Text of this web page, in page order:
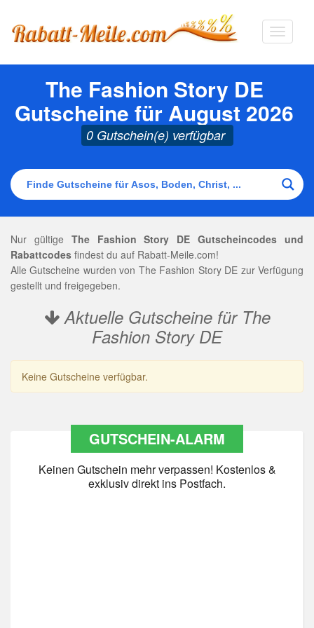
The Fashion Story DE
Gutscheine für August 2026
0 Gutschein(e) verfügbar
Nur gültige The Fashion Story DE Gutscheincodes und
Rabattcodes findest du auf Rabatt-Meile.com!
Alle Gutscheine wurden von The Fashion Story DE zur Verfügung
gestellt und freigegeben.
Aktuelle Gutscheine für The
Fashion Story DE
Keine Gutscheine verfügbar.
GUTSCHEIN-ALARM
Keinen Gutschein mehr verpassen! Kostenlos &
exklusiv direkt ins Postfach.